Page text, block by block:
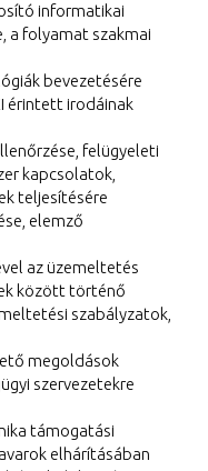
informatikai
a folyamat szakmai
bevezetésére
érintett irodáinak
felügyeleti
kapcsolatok,
teljesítésére
elemző
az üzemeltetés
között történő
szabályzatok,
megoldások
szervezetekre
támogatási
elhárításában